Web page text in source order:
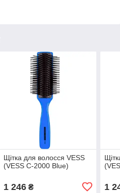
Щітка для волосся VESS
(VESS C-2000 Blue)
1 246₴ 1